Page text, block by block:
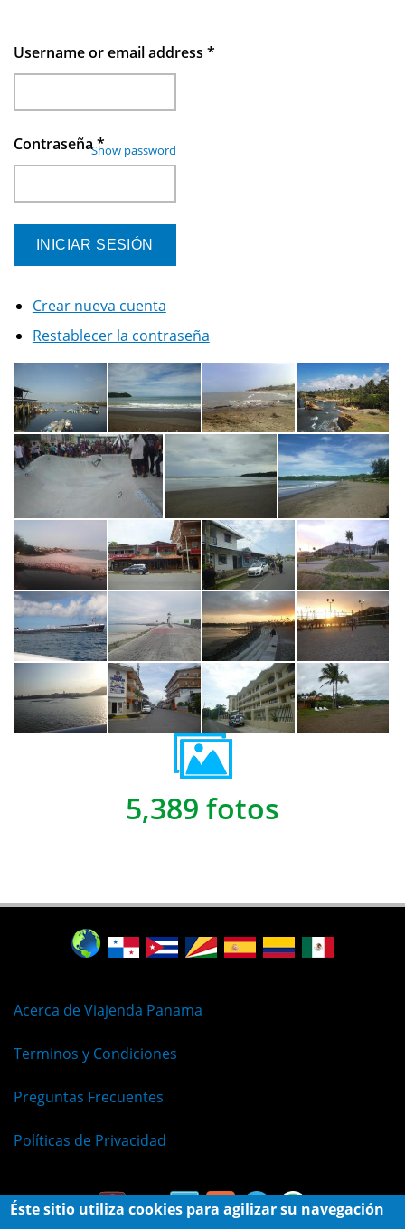
Username or email address *
Contraseña*
Show password
Crear nueva cuenta
Restablecer la contraseña
5,389 fotos
Acerca de Viajenda Panama
Terminos y Condiciones
Preguntas Frecuentes
Políticas de Privacidad
Éste sitio utiliza cookies para agilizar su navegación